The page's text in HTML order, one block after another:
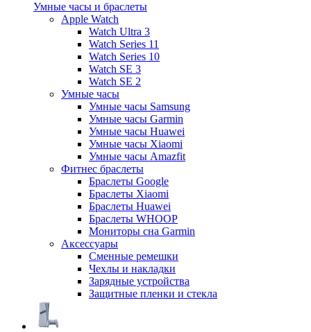
Умные часы и браслеты
Apple Watch
Watch Ultra 3
Watch Series 11
Watch Series 10
Watch SE 3
Watch SE 2
Умные часы
Умные часы Samsung
Умные часы Garmin
Умные часы Huawei
Умные часы Xiaomi
Умные часы Amazfit
Фитнес браслеты
Браслеты Google
Браслеты Xiaomi
Браслеты Huawei
Браслеты WHOOP
Мониторы сна Garmin
Аксессуары
Сменные ремешки
Чехлы и накладки
Зарядные устройства
Защитные пленки и стекла